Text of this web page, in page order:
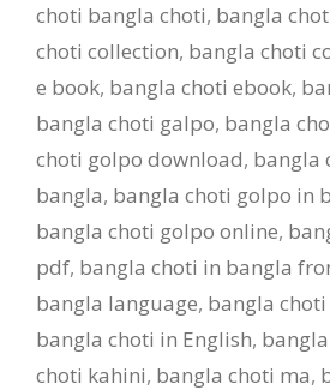
choti bangla choti, bangla
choti collection, bangla choti
e book, bangla choti ebook,
bangla choti galpo, bangla
choti golpo download, bangla
bangla, bangla choti golpo in
bangla choti golpo online,
pdf, bangla choti in bangla
bangla language, bangla
bangla choti in English,
choti kahini, bangla choti ma,